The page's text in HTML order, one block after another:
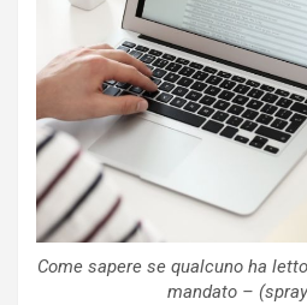
Come sapere se qualcuno ha
mandato –